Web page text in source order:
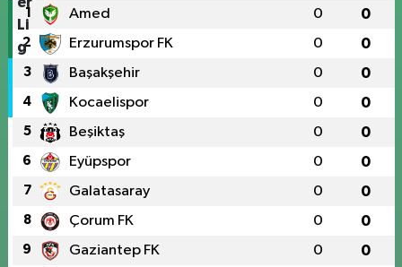
1 Amed 0 0
2 Erzurumspor FK 0 0
3 Başakşehir 0 0
4 Kocaelispor 0 0
5 Beşiktaş 0 0
6 Eyüpspor 0 0
7 Galatasaray 0 0
8 Çorum FK 0 0
9 Gaziantep FK 0 0